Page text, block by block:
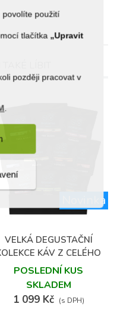
povolíte použití
tlačítka „Upravit
později pracovat v
.
LÍBIT
Novinka
VELKÁ DEGUSTAČNÍ
KÁV Z CELÉHO
SVĚTA
POSLEDNÍ KUS
SKLADEM
1 099 Kč (s DPH)